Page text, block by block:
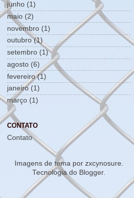
junho (1)
maio (2)
novembro (1)
outubro(1)
setembro (1)
agosto (6)
fevereiro(1)
janeiro(1)
março (1)
CONTATO
Contato
Imagens de tema por zxcynosure
Tecnologia do Blogger.